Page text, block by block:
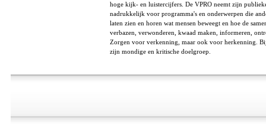
hoge kijk- en luistercijfers. De VPRO neemt zijn
nadrukkelijk voor programma's en onderwerpen die
laten zien en horen wat mensen beweegt en hoe de
verbazen, verwonderen, kwaad maken, informeren,
Zorgen voor verkenning, maar ook voor herkenning.
zijn mondige en kritische doelgroep.